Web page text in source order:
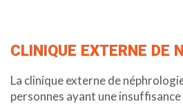
CLINIQUE EXTERNE DE
La clinique externe de
personnes ayant une